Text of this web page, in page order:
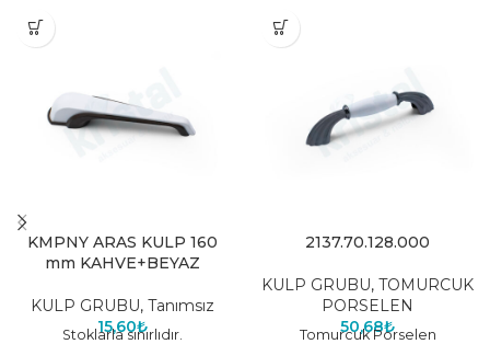
KMPNY ARAS KULP 160
mm KAHVE+BEYAZ
KULP GRUBU, Tanımsız
15,60₺
Stoklarla sınırlıdır.
2137.70.128.000
KULP GRUBU, TOMURCUK
PORSELEN
50,68₺
Tomurcuk Porselen